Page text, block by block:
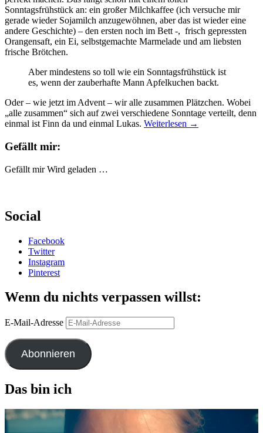
Sonntagsfrühstück an: ein großer Milchkaffee (ich versuche mir
gerade wieder Sojamilch anzugewöhnen, aber das ist wieder eine
andere Geschichte) – den ersten noch im Bett -, frisch gepressten
Orangensaft, ein Ei, selbstgemachte Marmelade und am liebsten
frische Brötchen.
Aber mindestens so toll wie ein Sonntagsfrühstück ist
es, wenn der zauberhafte Mann Apfelkuchen backt.
Oder – wie jetzt im Advent – wir alle zusammen Plätzchen. Wobei
„alle zusammen“ sich auf zwei verschiedene Sonntage verteilt, denn
einmal ist Finn da und einmal Lukas. Weiterlesen →
Gefällt mir:
Gefällt mir Wird geladen …
Social
Facebook
Twitter
Instagram
Pinterest
Wenn du nichts verpassen willst:
E-Mail-Adresse
Abonnieren
Das bin ich